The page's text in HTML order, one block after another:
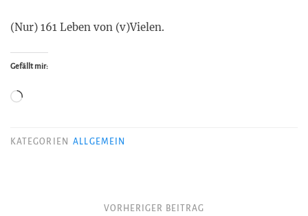
(Nur) 161 Leben von (v)Vielen.
Gefällt mir:
Wird
KATEGORIEN ALLGEMEIN
Beitragsnavigation
VORHERIGER BEITRAG